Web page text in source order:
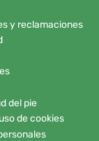
y reclamaciones
del pie
de cookies